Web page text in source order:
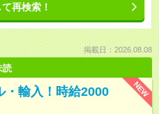
再検索！
掲載日：2026.08.08
読
NEW
・輸入！時給2000